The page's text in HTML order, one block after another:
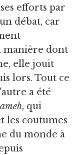
efforts par
débat, car
manière dont
elle jouit
lors. Tout ce
a été
, qui
les coutumes
du monde à